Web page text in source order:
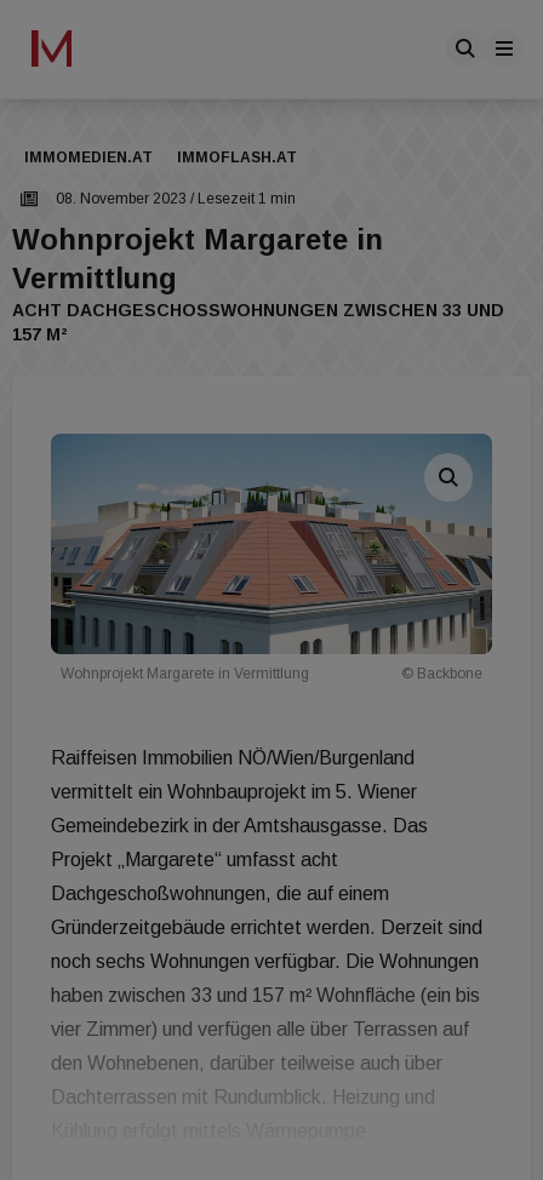
IMMOMEDIEN.AT IMMOFLASH.AT
08. November 2023 / Lesezeit 1 min
Wohnprojekt Margarete in
Vermittlung
ACHT DACHGESCHOSSWOHNUNGEN ZWISCHEN 33 UND 1
57 M²
Wohnprojekt Margarete in Vermittlung © Backbone
Raiffeisen Immobilien NÖ/Wien/Burgenland
vermittelt ein Wohnbauprojekt im 5. Wiener
Gemeindebezirk in der Amtshausgasse. Das
Projekt „Margarete“ umfasst acht
Dachgeschoßwohnungen, die auf einem
Gründerzeitgebäude errichtet werden. Derzeit sind
noch sechs Wohnungen verfügbar. Die Wohnungen
haben zwischen 33 und 157 m² Wohnfläche (ein bis
vier Zimmer) und verfügen alle über Terrassen auf
den Wohnebenen, darüber teilweise auch über
Dachterrassen mit Rundumblick. Heizung und